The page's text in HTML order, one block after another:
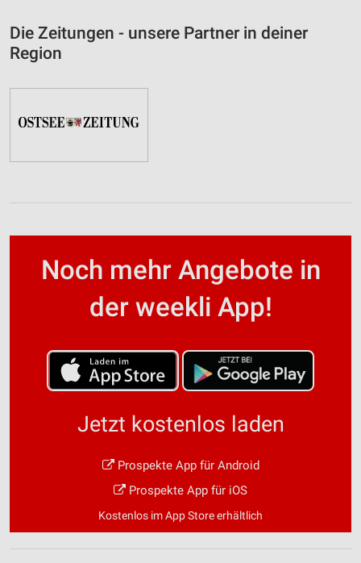
Die Zeitungen - unsere Partner in deiner
Region
Noch mehr Angebote in
der weekli App!
Jetzt kostenlos laden
Prospekte App für Android
Prospekte App für iOS
Kostenlos im App Store erhältlich